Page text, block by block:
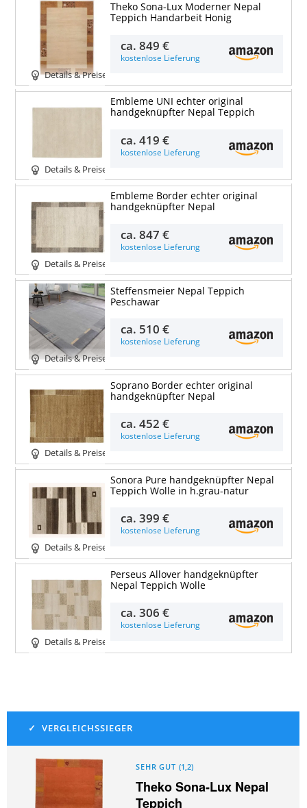
Details & Preise
Theko Sona-Lux Moderner Nepal
Teppich Handarbeit Honig
ca.849 €
kostenlose Lieferung
Details & Preise
Embleme UNI echter original
handgeknüpfter Nepal Teppich
ca.419 €
kostenlose Lieferung
Details & Preise
Embleme Border echter original
handgeknüpfter Nepal
ca.847 €
kostenlose Lieferung
Details & Preise
Steffensmeier Nepal Teppich
Peschawar
ca. 510 €
kostenlose Lieferung
Details & Preise
Soprano Border echter original
handgeknüpfter Nepal
ca.452 €
kostenlose Lieferung
Details & Preise
Sonora Pure handgeknüpfter Nepal
Teppich Wolle in h.grau-natur
ca.399 €
kostenlose Lieferung
Details & Preise
Perseus Allover handgeknüpfter
Nepal Teppich Wolle
ca.306 €
kostenlose Lieferung
SEHR GUT (1,2)
Theko Sona-Lux Nepal
Teppich